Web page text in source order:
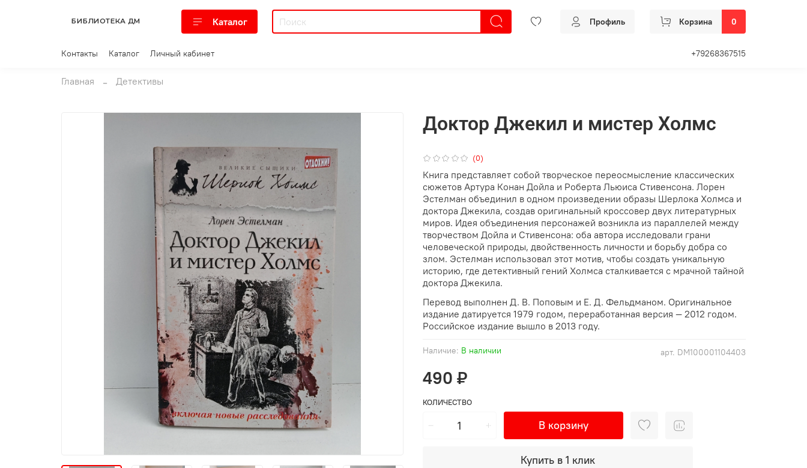
БИБЛИОТЕКА ДМ Каталог Профиль Корзина 0
Контакты Каталог Личный кабинет +79268367515
Главная Детективы
(0)
арт. DM100001104403
Наличие: В наличии
Доктор Джекил и мистер Холмс
490 ₽
КОЛИЧЕСТВО
В корзину
Купить в 1 клик
Книга представляет собой творческое переосмысление классических
сюжетов Артура Конан Дойла и Роберта Льюиса Стивенсона. Лорен
Эстелман объединил в одном произведении образы Шерлока Холмса и
доктора Джекила, создав оригинальный кроссовер двух литературных
миров. Идея объединения персонажей возникла из параллелей между
творчеством Дойла и Стивенсона: оба автора исследовали грани
человеческой природы, двойственность личности и борьбу добра со
злом. Эстелман использовал этот мотив, чтобы создать уникальную
историю, где детективный гений Холмса сталкивается с мрачной тайной
доктора Джекила.
Перевод выполнен Д. В. Поповым и Е. Д. Фельдманом. Оригинальное
издание датируется 1979 годом, переработанная версия — 2012 годом.
Российское издание вышло в 2013 году.